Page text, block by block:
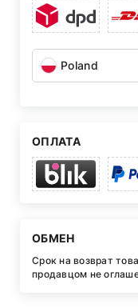
Poland
ОПЛАТА
ОБМЕН
Срок на возврат
продавцом не